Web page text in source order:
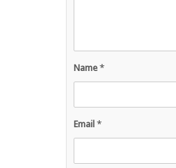
Name *
Email *